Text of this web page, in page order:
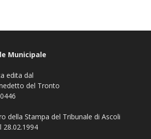
Municipale
edita dal
del Tronto
della Stampa del Tribunale di Ascoli
28.02.1994